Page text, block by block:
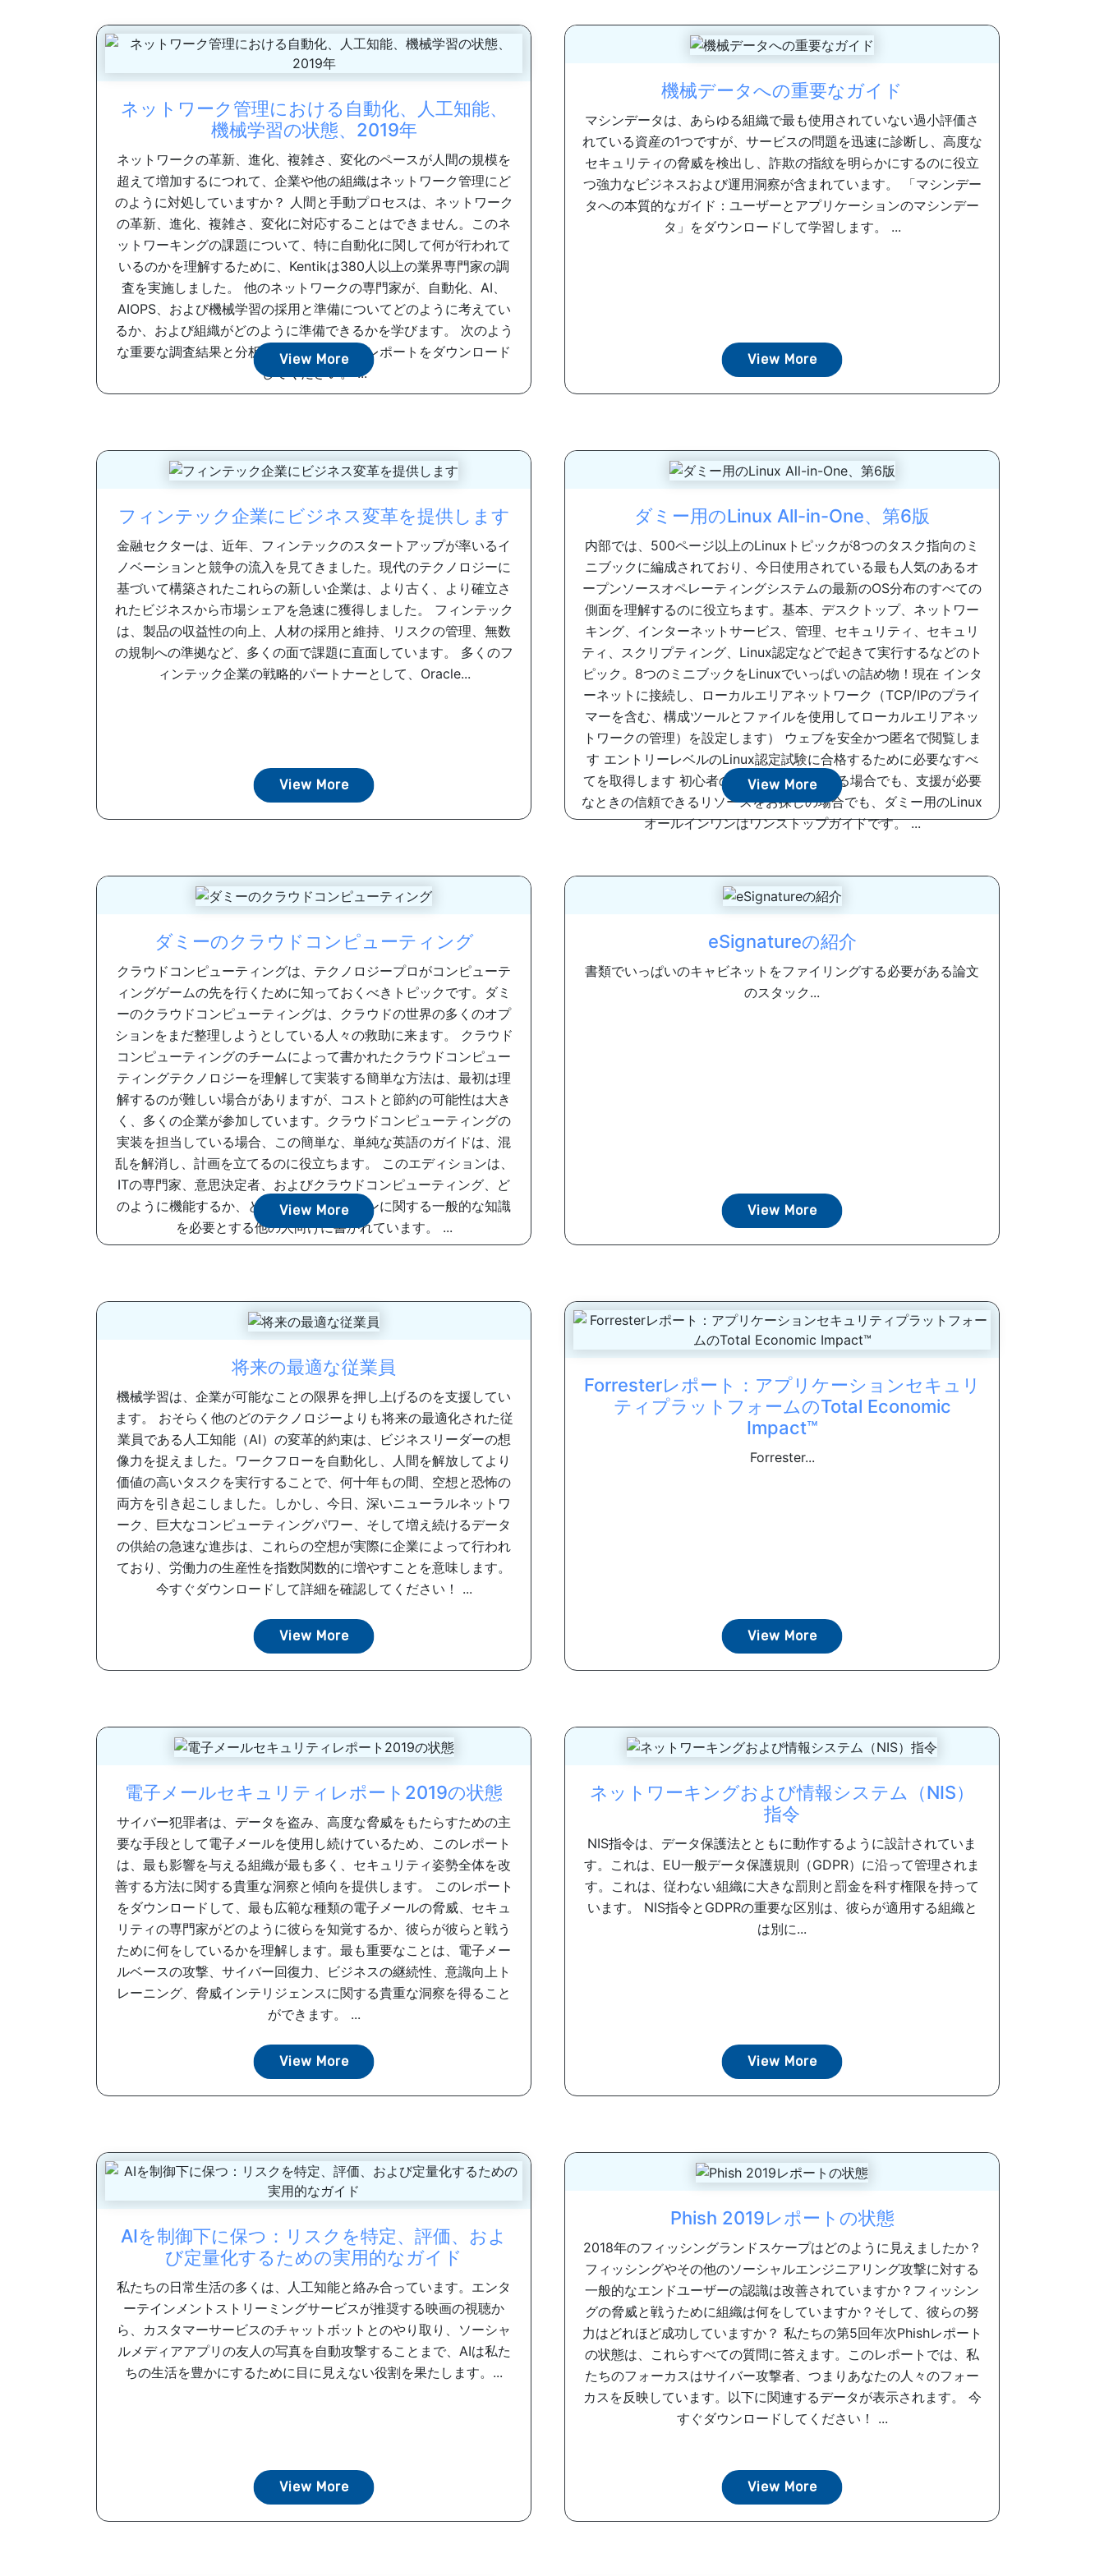
ネットワーク管理における自動化、人工知能、
機械学習の状態、2019年
ネットワークの革新、進化、複雑さ、変化のペースが人間の規模を
超えて増加するにつれて、企業や他の組織はネットワーク管理にど
のように対処していますか？ 人間と手動プロセスは、ネットワーク
の革新、進化、複雑さ、変化に対応することはできません。このネ
ットワーキングの課題について、特に自動化に関して何が行われて
いるのかを理解するために、Kentikは380人以上の業界専門家の調
査を実施しました。 他のネットワークの専門家が、自動化、AI、
AIOPS、および機械学習の採用と準備についてどのように考えてい
るか、および組織がどのように準備できるかを学びます。 次のよう
な重要な調査結果と分析については、このレポートをダウンロード
してください。 ...
View More
機械データへの重要なガイド
マシンデータは、あらゆる組織で最も使用されていない過小評価さ
れている資産の1つですが、サービスの問題を迅速に診断し、高度な
セキュリティの脅威を検出し、詐欺の指紋を明らかにするのに役立
つ強力なビジネスおよび運用洞察が含まれています。 「マシンデー
タへの本質的なガイド：ユーザーとアプリケーションのマシンデー
タ」をダウンロードして学習します。 ...
View More
フィンテック企業にビジネス変革を提供します
金融セクターは、近年、フィンテックのスタートアップが率いるイ
ノベーションと競争の流入を見てきました。現代のテクノロジーに
基づいて構築されたこれらの新しい企業は、より古く、より確立さ
れたビジネスから市場シェアを急速に獲得しました。 フィンテック
は、製品の収益性の向上、人材の採用と維持、リスクの管理、無数
の規制への準拠など、多くの面で課題に直面しています。 多くのフ
ィンテック企業の戦略的パートナーとして、Oracle...
View More
ダミー用のLinux All-in-One、第6版
内部では、500ページ以上のLinuxトピックが8つのタスク指向のミ
ニブックに編成されており、今日使用されている最も人気のあるオ
ープンソースオペレーティングシステムの最新のOS分布のすべての
側面を理解するのに役立ちます。基本、デスクトップ、ネットワー
キング、インターネットサービス、管理、セキュリティ、セキュリ
ティ、スクリプティング、Linux認定などで起きて実行するなどのト
ピック。8つのミニブックをLinuxでいっぱいの詰め物！現在 インタ
ーネットに接続し、ローカルエリアネットワーク（TCP/IPのプライ
マーを含む、構成ツールとファイルを使用してローカルエリアネッ
トワークの管理）を設定します） ウェブを安全かつ匿名で閲覧しま
す エントリーレベルのLinux認定試験に合格するために必要なすべ
てを取得します 初心者のガイドを探している場合でも、支援が必要
なときの信頼できるリソースをお探しの場合でも、ダミー用のLinux
オールインワンはワンストップガイドです。 ...
View More
ダミーのクラウドコンピューティング
クラウドコンピューティングは、テクノロジープロがコンピューテ
ィングゲームの先を行くために知っておくべきトピックです。ダミ
ーのクラウドコンピューティングは、クラウドの世界の多くのオプ
ションをまだ整理しようとしている人々の救助に来ます。 クラウド
コンピューティングのチームによって書かれたクラウドコンピュー
ティングテクノロジーを理解して実装する簡単な方法は、最初は理
解するのが難しい場合がありますが、コストと節約の可能性は大き
く、多くの企業が参加しています。クラウドコンピューティングの
実装を担当している場合、この簡単な、単純な英語のガイドは、混
乱を解消し、計画を立てるのに役立ちます。 このエディションは、
ITの専門家、意思決定者、およびクラウドコンピューティング、ど
のように機能するか、どのようなオプションに関する一般的な知識
を必要とする他の人向けに書かれています。 ...
View More
eSignatureの紹介
書類でいっぱいのキャビネットをファイリングする必要がある論文
のスタック...
View More
将来の最適な従業員
機械学習は、企業が可能なことの限界を押し上げるのを支援してい
ます。 おそらく他のどのテクノロジーよりも将来の最適化された従
業員である人工知能（AI）の変革的約束は、ビジネスリーダーの想
像力を捉えました。ワークフローを自動化し、人間を解放してより
価値の高いタスクを実行することで、何十年もの間、空想と恐怖の
両方を引き起こしました。しかし、今日、深いニューラルネットワ
ーク、巨大なコンピューティングパワー、そして増え続けるデータ
の供給の急速な進歩は、これらの空想が実際に企業によって行われ
ており、労働力の生産性を指数関数的に増やすことを意味します。
今すぐダウンロードして詳細を確認してください！ ...
View More
Forresterレポート：アプリケーションセキュリ
ティプラットフォームのTotal Economic
Impact™
Forrester...
View More
電子メールセキュリティレポート2019の状態
サイバー犯罪者は、データを盗み、高度な脅威をもたらすための主
要な手段として電子メールを使用し続けているため、このレポート
は、最も影響を与える組織が最も多く、セキュリティ姿勢全体を改
善する方法に関する貴重な洞察と傾向を提供します。 このレポート
をダウンロードして、最も広範な種類の電子メールの脅威、セキュ
リティの専門家がどのように彼らを知覚するか、彼らが彼らと戦う
ために何をしているかを理解します。最も重要なことは、電子メー
ルベースの攻撃、サイバー回復力、ビジネスの継続性、意識向上ト
レーニング、脅威インテリジェンスに関する貴重な洞察を得ること
ができます。 ...
View More
ネットワーキングおよび情報システム（NIS）
指令
NIS指令は、データ保護法とともに動作するように設計されていま
す。これは、EU一般データ保護規則（GDPR）に沿って管理されま
す。これは、従わない組織に大きな罰則と罰金を科す権限を持って
います。 NIS指令とGDPRの重要な区別は、彼らが適用する組織と
は別に...
View More
AIを制御下に保つ：リスクを特定、評価、およ
び定量化するための実用的なガイド
私たちの日常生活の多くは、人工知能と絡み合っています。エンタ
ーテインメントストリーミングサービスが推奨する映画の視聴か
ら、カスタマーサービスのチャットボットとのやり取り、ソーシャ
ルメディアアプリの友人の写真を自動攻撃することまで、AIは私た
ちの生活を豊かにするために目に見えない役割を果たします。...
View More
Phish 2019レポートの状態
2018年のフィッシングランドスケープはどのように見えましたか？
フィッシングやその他のソーシャルエンジニアリング攻撃に対する
一般的なエンドユーザーの認識は改善されていますか？フィッシン
グの脅威と戦うために組織は何をしていますか？そして、彼らの努
力はどれほど成功していますか？ 私たちの第5回年次Phishレポート
の状態は、これらすべての質問に答えます。このレポートでは、私
たちのフォーカスはサイバー攻撃者、つまりあなたの人々のフォー
カスを反映しています。以下に関連するデータが表示されます。 今
すぐダウンロードしてください！ ...
View More